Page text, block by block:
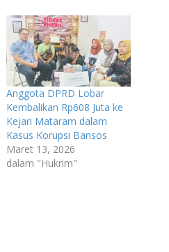
Anggota DPRD Lobar
Kembalikan Rp608 Juta ke
Kejari Mataram dalam
Kasus Korupsi Bansos
Maret 13, 2026
dalam "Hukrim"